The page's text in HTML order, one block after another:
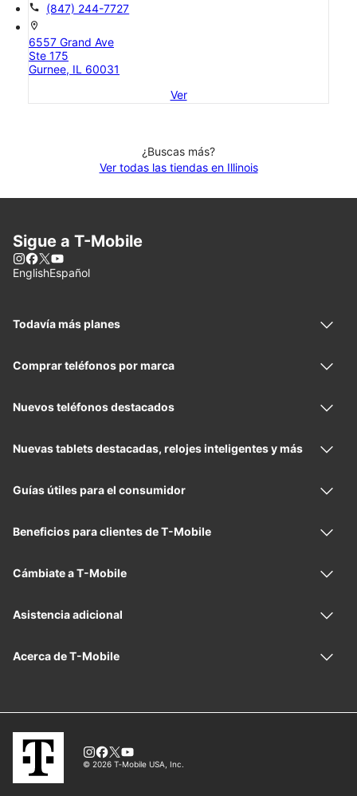
call (847) 244-7727
location_on
6557 Grand Ave
Ste 175
Gurnee, IL 60031
Ver
¿Buscas más?
Ver todas las tiendas en Illinois